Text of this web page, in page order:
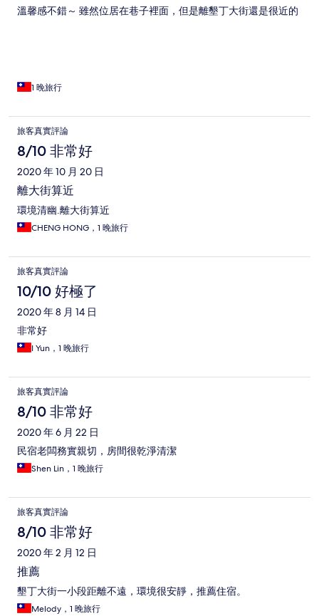
溫馨感不錯～ 雖然位居在巷子裡面，但是離墾丁大街還是很近的
1 晚旅行
旅客真實評論
8/10 非常好
2020 年 10 月 20 日
離大街算近
環境清幽.離大街算近
CHENG HONG，1 晚旅行
旅客真實評論
10/10 好極了
2020 年 8 月 14 日
非常好
I Yun，1 晚旅行
旅客真實評論
8/10 非常好
2020 年 6 月 22 日
民宿老闆務實親切，房間很乾淨清潔
Shen Lin，1 晚旅行
旅客真實評論
8/10 非常好
2020 年 2 月 12 日
推薦
墾丁大街一小段距離不遠，環境很安靜，推薦住宿。
Melody，1 晚旅行